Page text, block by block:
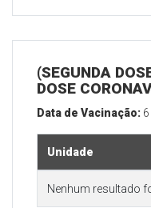
(SEGUNDA
DOSE
Data de Vacinação:
Unidade
Nenhum resultado